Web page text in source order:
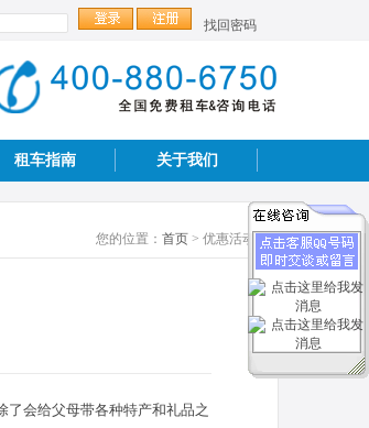
找回密码
租车指南 关于我们
您的位置： 首页 > 优惠活动
会给父母带各种特产和礼品之